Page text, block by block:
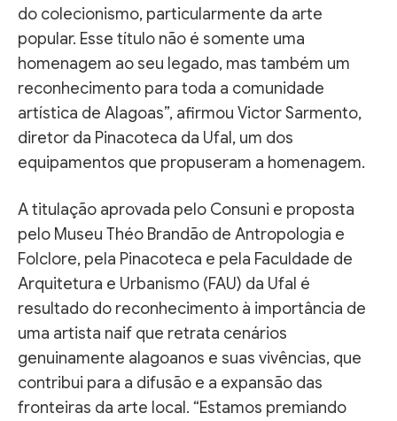
do colecionismo, particularmente da arte
popular. Esse título não é somente uma
homenagem ao seu legado, mas também um
reconhecimento para toda a comunidade
artística de Alagoas”, afirmou Victor Sarmento,
diretor da Pinacoteca da Ufal, um dos
equipamentos que propuseram a homenagem.
A titulação aprovada pelo Consuni e proposta
pelo Museu Théo Brandão de Antropologia e
Folclore, pela Pinacoteca e pela Faculdade de
Arquitetura e Urbanismo (FAU) da Ufal é
resultado do reconhecimento à importância de
uma artista naif que retrata cenários
genuinamente alagoanos e suas vivências, que
contribui para a difusão e a expansão das
fronteiras da arte local. “Estamos premiando